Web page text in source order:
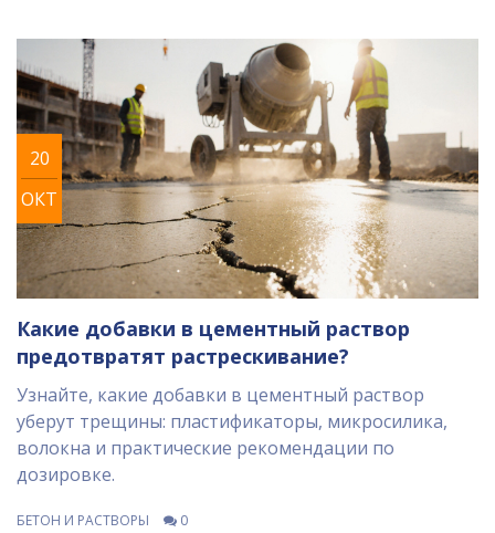
20
ОКТ
Какие добавки в цементный раствор
предотвратят растрескивание?
Узнайте, какие добавки в цементный раствор
уберут трещины: пластификаторы, микросилика,
волокна и практические рекомендации по
дозировке.
БЕТОН И РАСТВОРЫ 0